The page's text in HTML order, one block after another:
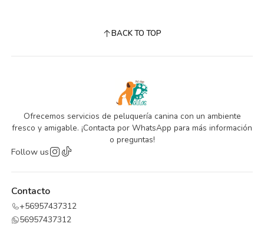
BACK TO TOP
Ofrecemos servicios de peluquería canina con un ambiente
fresco y amigable. ¡Contacta por WhatsApp para más información
o preguntas!
Follow us
Contacto
+56957437312
56957437312